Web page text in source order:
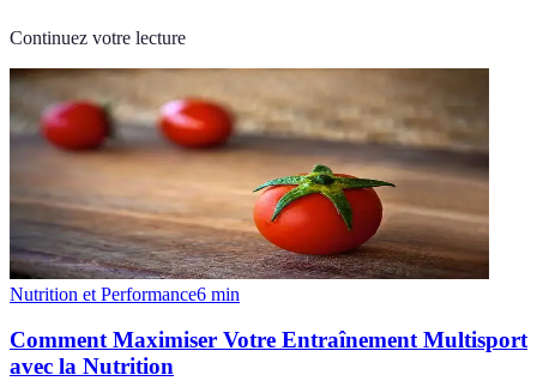
Continuez votre lecture
Nutrition et Performance6 min
Comment Maximiser Votre Entraînement Multisport
avec la Nutrition